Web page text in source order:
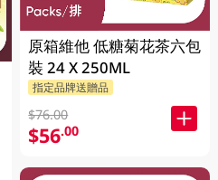
原箱維他 低糖菊花茶六包
裝 24 X 250ML
指定品牌送贈品
$76.00
$56.00